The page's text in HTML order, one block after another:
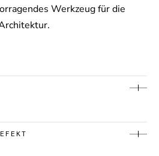
Werkzeug für die